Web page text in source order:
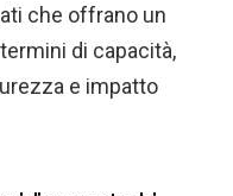
che offrano un
di capacità,
e impatto